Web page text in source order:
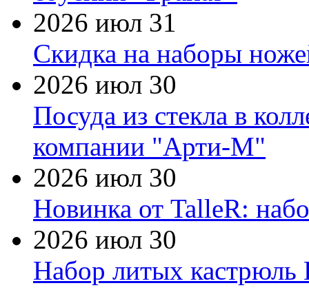
2026 июл 31
Скидка на наборы
2026 июл 30
Посуда из стекла в
компании "Арти-М"
2026 июл 30
Новинка от TalleR:
2026 июл 30
Набор литых кастрюль